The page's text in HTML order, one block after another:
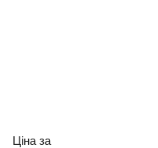
Ціна за